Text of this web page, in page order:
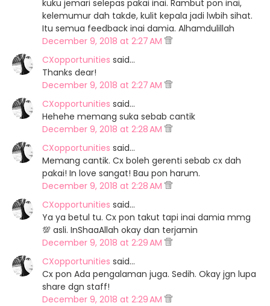
kuku jemari selepas pakai inai. Rambut pon inai,
kelemumur dah takde, kulit kepala jadi lwbih sihat.
Itu semua feedback inai damia. Alhamdulillah
December 9, 2018 at 2:27 AM
CXopportunities said…
Thanks dear!
December 9, 2018 at 2:27 AM
CXopportunities said…
Hehehe memang suka sebab cantik
December 9, 2018 at 2:28 AM
CXopportunities said…
Memang cantik. Cx boleh gerenti sebab cx dah
pakai! In love sangat! Bau pon harum.
December 9, 2018 at 2:28 AM
CXopportunities said…
Ya ya betul tu. Cx pon takut tapi inai damia mmg
💯 asli. InShaaAllah okay dan terjamin
December 9, 2018 at 2:29 AM
CXopportunities said…
Cx pon Ada pengalaman juga. Sedih. Okay jgn lupa
share dgn staff!
December 9, 2018 at 2:29 AM